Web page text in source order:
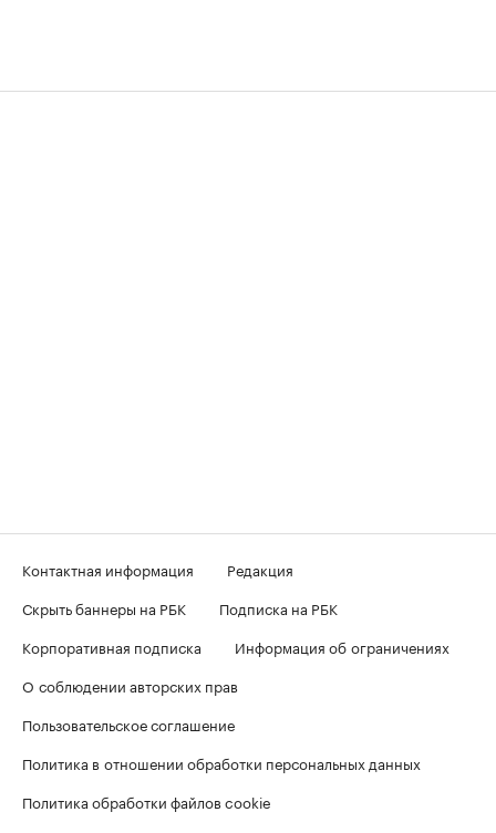
Контактная информация
Редакция
Скрыть баннеры на РБК
Подписка на РБК
Корпоративная подписка
Информация об ограничениях
О соблюдении авторских прав
Пользовательское соглашение
Политика в отношении обработки персональных данных
Политика обработки файлов cookie